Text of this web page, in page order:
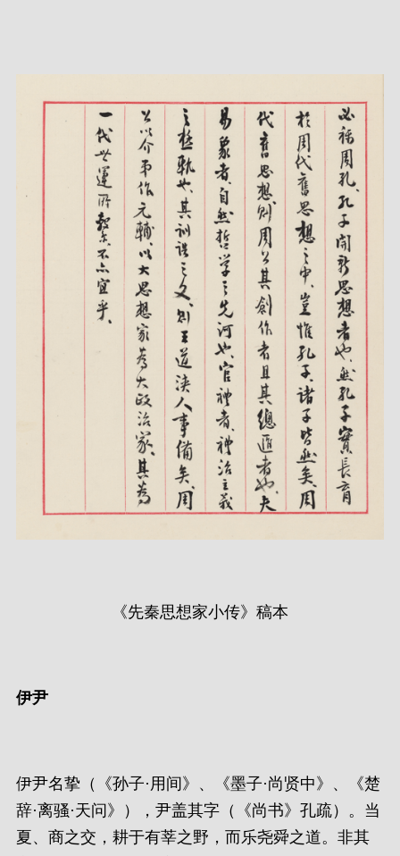
《先秦思想家小传》稿本
伊尹
伊尹名挚（《孙子·用间》、《墨子·尚贤中》、《楚
辞·离骚·天问》），尹盖其字（《尚书》孔疏）。当
夏、商之交，耕于有莘之野，而乐尧舜之道。非其